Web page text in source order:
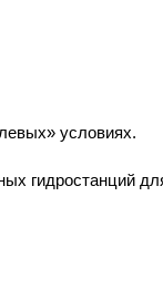
условиях.
гидростанций